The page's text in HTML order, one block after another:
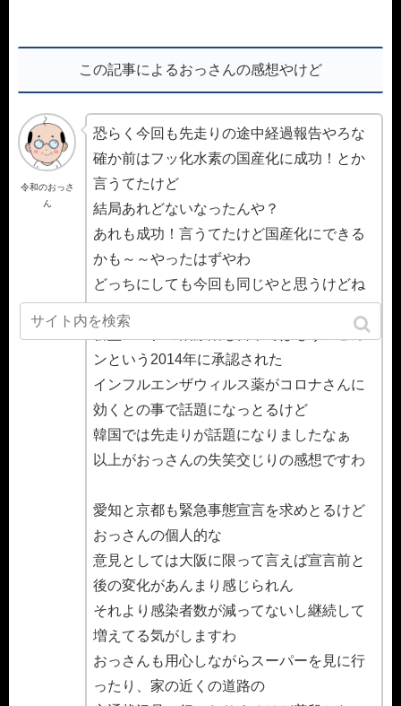
この記事によるおっさんの感想やけど
令和のおっさ
ん
恐らく今回も先走りの途中経過報告やろな
確か前はフッ化水素の国産化に成功！とか
言うてたけど
結局あれどないなったんや？
あれも成功！言うてたけど国産化にできる
かも～～やったはずやわ
どっちにしても今回も同じやと思うけどね
新型コロナの治療薬も日本ではもうアビガ
ンという2014年に承認された
インフルエンザウィルス薬がコロナさんに
効くとの事で話題になっとるけど
韓国では先走りが話題になりましたなぁ
以上がおっさんの失笑交じりの感想ですわ
愛知と京都も緊急事態宣言を求めとるけど
おっさんの個人的な
意見としては大阪に限って言えば宣言前と
後の変化があんまり感じられん
それより感染者数が減ってないし継続して
増えてる気がしますわ
おっさんも用心しながらスーパーを見に行
ったり、家の近くの道路の